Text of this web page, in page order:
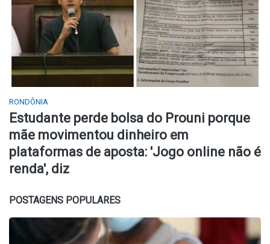
RONDÔNIA
Estudante perde bolsa do Prouni porque
mãe movimentou dinheiro em
plataformas de aposta: 'Jogo online não é
renda', diz
POSTAGENS POPULARES